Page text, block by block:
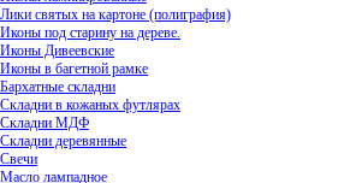
Лики святых на картоне (полиграфия)
Иконы под старину на дереве.
Иконы Дивеевские
Иконы в багетной рамке
Бархатные складни
Складни в кожаных футлярах
Складни МДФ
Складни деревянные
Свечи
Масло лампадное